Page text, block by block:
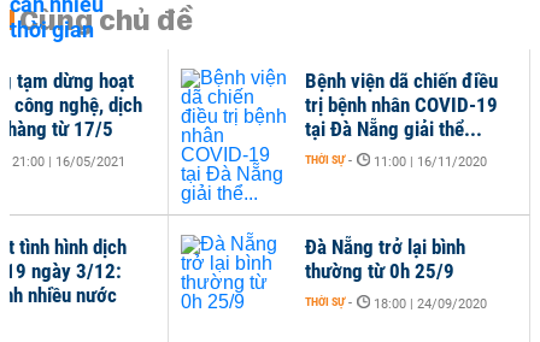
Cùng chủ đề
tạm dừng hoạt
công nghệ, dịch
hàng từ 17/5
21:00 | 16/05/2021
tình hình dịch
19 ngày 3/12:
nhiều nước
Bệnh viện dã chiến điều
trị bệnh nhân COVID-19
tại Đà Nẵng giải thể...
THỜI SỰ - 11:00 | 16/11/2020
Đà Nẵng trở lại bình
thường từ 0h 25/9
THỜI SỰ - 18:00 | 24/09/2020